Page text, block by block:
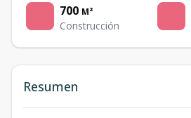
700 M²
Construcción
Resumen